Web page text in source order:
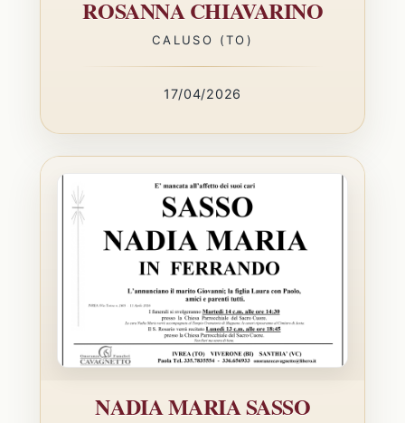
ROSANNA CHIAVARINO
CALUSO (TO)
17/04/2026
NADIA MARIA SASSO